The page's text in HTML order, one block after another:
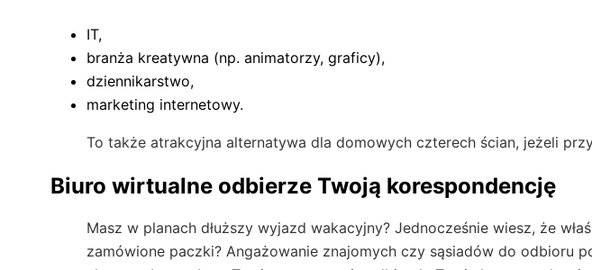
IT,
branża kreatywna (np. animatorzy, graficy),
dziennikarstwo,
marketing internetowy.
To także atrakcyjna alternatywa dla domowych czterech ścian, jeżeli
Biuro wirtualne odbierze Twoją korespondencję
Masz w planach dłuższy wyjazd wakacyjny? Jednocześnie wiesz, że
zamówione paczki? Angażowanie znajomych czy sąsiadów do odbioru